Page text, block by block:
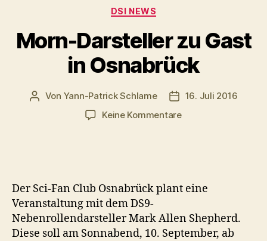
Kategorien
DSI NEWS
Morn-Darsteller zu Gast
in Osnabrück
Beitragsautor
Von Yann-Patrick Schlame
16. Juli 2016
Keine Kommentarezu
Osnabrück
Der Sci-Fan Club Osnabrück plant eine
Veranstaltung mit dem DS9-
Nebenrollendarsteller Mark Allen Shepherd.
Diese soll am Sonnabend, 10. September, ab